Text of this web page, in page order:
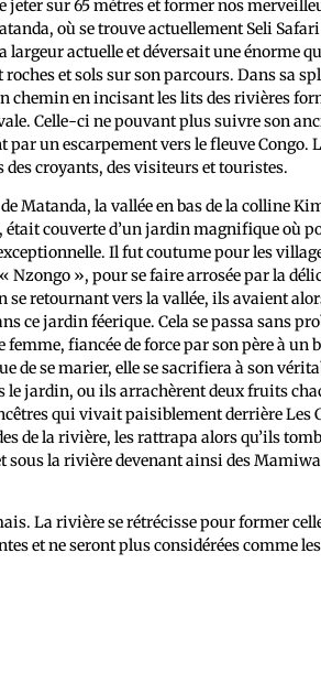
jeter sur 65 mètres et former nos
où se trouve actuellement Seli
actuelle et déversait une énorme
et sols sur son parcours. Dans sa
chemin en incisant les lits des rivières
Celle-ci ne pouvant plus suivre son
un escarpement vers le fleuve Congo.
des croyants, des visiteurs et touristes.
Matanda, la vallée en bas de la colline
était couverte d’un jardin magnifique où
Il fut coutume pour les
Nzongo », pour se faire arrosée par la
se retournant vers la vallée, ils avaient
ce jardin féerique. Cela se passa sans
fiancée de force par son père à un
de se marier, elle se sacrifiera à son
jardin, ou ils arrachèrent deux fruits
qui vivait paisiblement derrière Les
de la rivière, les rattrapa alors qu’ils
sous la rivière devenant ainsi des
La rivière se rétrécisse pour former
et ne seront plus considérées comme